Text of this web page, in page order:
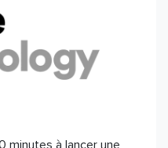
minutes à lancer une